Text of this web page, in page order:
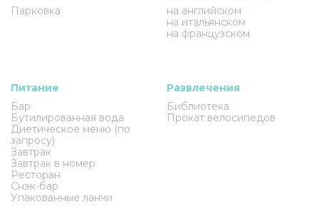
Парковка
на английском
на итальянском
на французском
Питание
Бар
Бутилированная вода
Диетическое меню (по
запросу)
Завтрак
Завтрак в номер
Ресторан
Снэк-бар
Упакованные ланчи
Развлечения
Библиотека
Прокат велосипедов